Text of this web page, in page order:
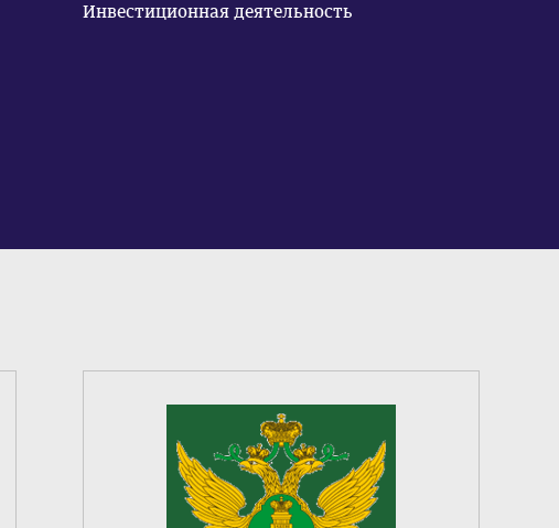
Инвестиционная деятельность